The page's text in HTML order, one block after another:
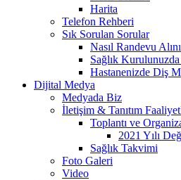
Harita
Telefon Rehberi
Sık Sorulan Sorular
Nasıl Randevu
Sağlık
Hastanenizde Diş
Dijital Medya
Medyada Biz
İletişim & Tanıtım
Toplantı ve
2021 Yılı
Sağlık Takvimi
Foto Galeri
Video